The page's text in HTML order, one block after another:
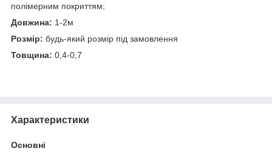
полімерним покриттям;
Довжина: 1-2м
Розмір: будь-який розмір під замовлення
Товщина: 0,4-0,7
Характеристики
Основні